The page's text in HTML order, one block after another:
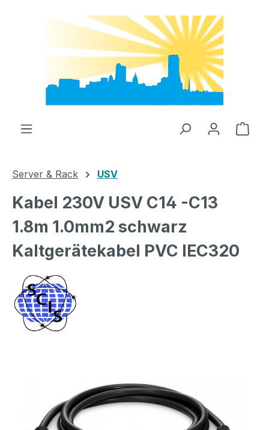
Zum Hauptinhalt springen
Server & Rack USV
Kabel 230V USV C14 -C13
1.8m 1.0mm2 schwarz
Kaltgerätekabel PVC IEC320